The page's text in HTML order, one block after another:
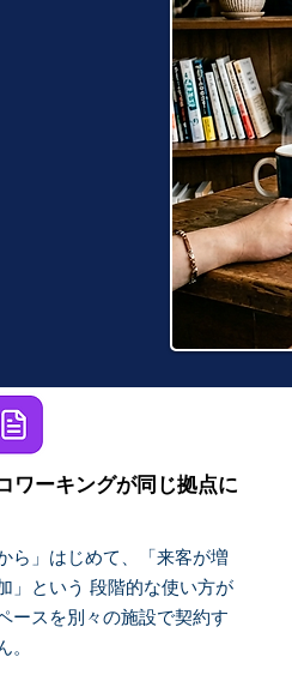
ワーキングが同じ拠点に
ら」はじめて、「来客が増
」という 段階的な使い方が
ースを別々の施設で契約す
。